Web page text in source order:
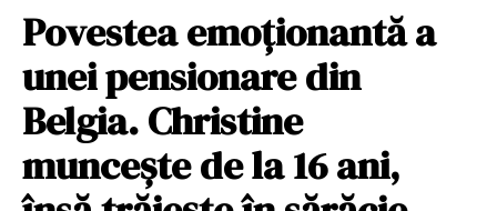
Povestea emoționantă a
unei pensionare din
Belgia. Christine
muncește de la 16 ani,